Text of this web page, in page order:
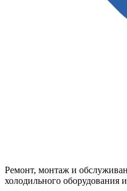
Ремонт, монтаж и
холодильного оборудования